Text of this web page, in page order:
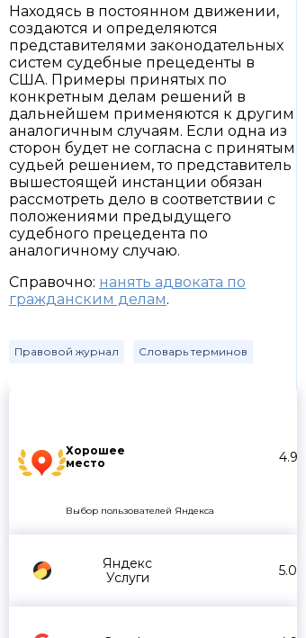
Хорошее
место
4.9
Выбор пользователей Яндекса
Яндекс
Услуги
5.0
Находясь в постоянном движении,
создаются и определяются
представителями законодательных
систем судебные прецеденты в
США. Примеры принятых по
конкретным делам решений в
дальнейшем применяются к другим
аналогичным случаям. Если одна из
сторон будет не согласна с принятым
судьей решением, то представитель
вышестоящей инстанции обязан
рассмотреть дело в соответствии с
положениями предыдущего
судебного прецедента по
аналогичному случаю.
Справочно: нанять адвоката по
гражданским делам.
Правовой журнал Словарь терминов